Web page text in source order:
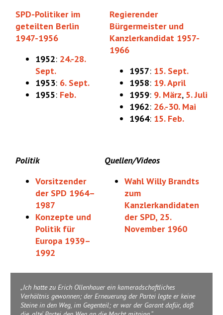
SPD-Politiker im
geteilten Berlin
1947-1956
1952: 24.-28.
Sept.
1953: 6. Sept.
1955: Feb.
Regierender
Bürgermeister und
Kanzlerkandidat 1957-
1966
1957: 15. Sept.
1958: 19. April
1959: 9. März, 5. Juli
1962: 26.-30. Mai
1964: 15. Feb.
Politik
Vorsitzender
der SPD 1964–
1987
Konzepte und
Politik für
Europa 1939–
1992
Quellen/Videos
Wahl Willy Brandts
zum
Kanzlerkandidaten
der SPD, 25.
November 1960
Ich hatte zu Erich Ollenhauer ein kameradschaftliches
Verhältnis gewonnen; der Erneuerung der Partei legte er keine
Steine in den Weg, im Gegenteil; er war der Garant dafür, daß